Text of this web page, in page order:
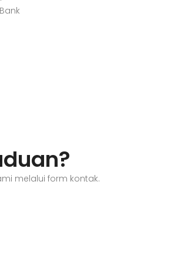
melalui form kontak.